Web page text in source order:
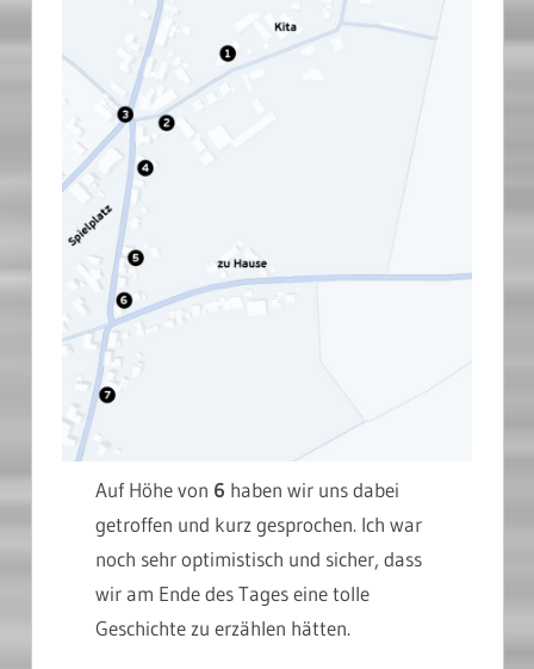
Auf Höhe von 6 haben wir uns dabei
getroffen und kurz gesprochen. Ich war
noch sehr optimistisch und sicher, dass
wir am Ende des Tages eine tolle
Geschichte zu erzählen hätten.